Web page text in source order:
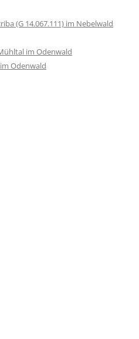
(G 14.067.111) im Nebelwald
im Odenwald
Odenwald